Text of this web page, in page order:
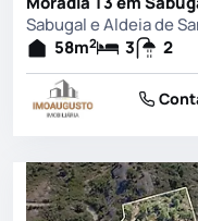
Sabugal e Aldeia de
58m2 3 2